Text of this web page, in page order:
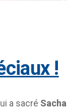
!
a sacré